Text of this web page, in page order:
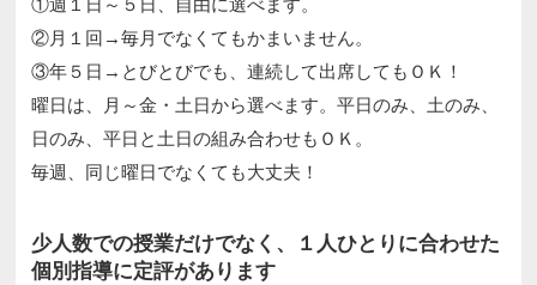
①週１日～５日、自由に選べます。
②月１回→毎月でなくてもかまいません。
③年５日→とびとびでも、連続して出席してもＯＫ！
曜日は、月～金・土日から選べます。平日のみ、土のみ、
日のみ、平日と土日の組み合わせもＯＫ。
毎週、同じ曜日でなくても大丈夫！
少人数での授業だけでなく、１人ひとりに合わせた
個別指導に定評があります